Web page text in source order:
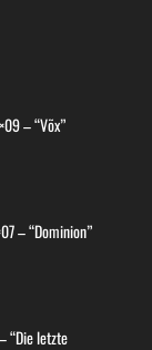
– “Võx”
– “Dominion”
“Die letzte